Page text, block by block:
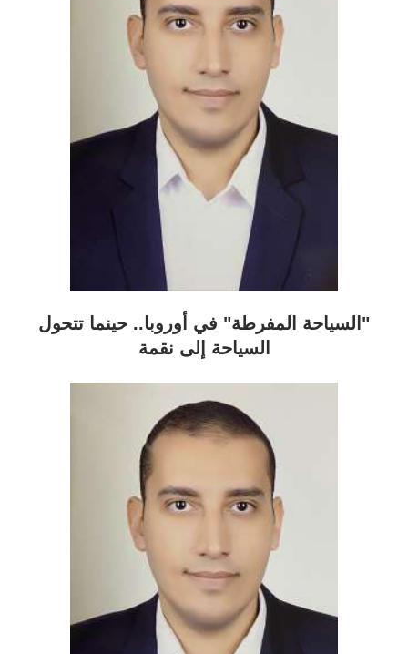
"السياحة المفرطة" في أوروبا.. حينما تتحول
السياحة إلى نقمة